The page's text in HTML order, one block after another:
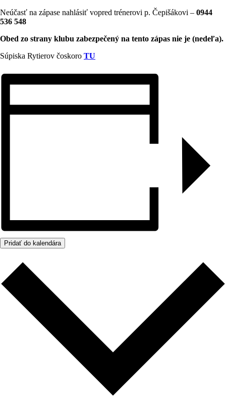
Neúčasť na zápase nahlásiť vopred trénerovi p. Čepišákovi – 0944
536 548
Obed zo strany klubu zabezpečený na tento zápas nie je (nedeľa).
Súpiska Rytierov čoskoro TU
Pridať do kalendára